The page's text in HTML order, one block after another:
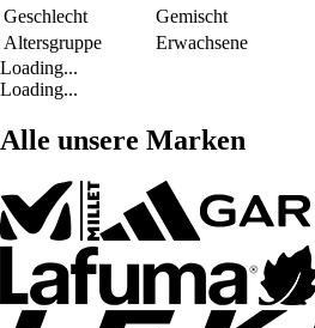
Geschlecht
Gemischt
Altersgruppe
Erwachsene
Loading...
Loading...
Alle unsere Marken